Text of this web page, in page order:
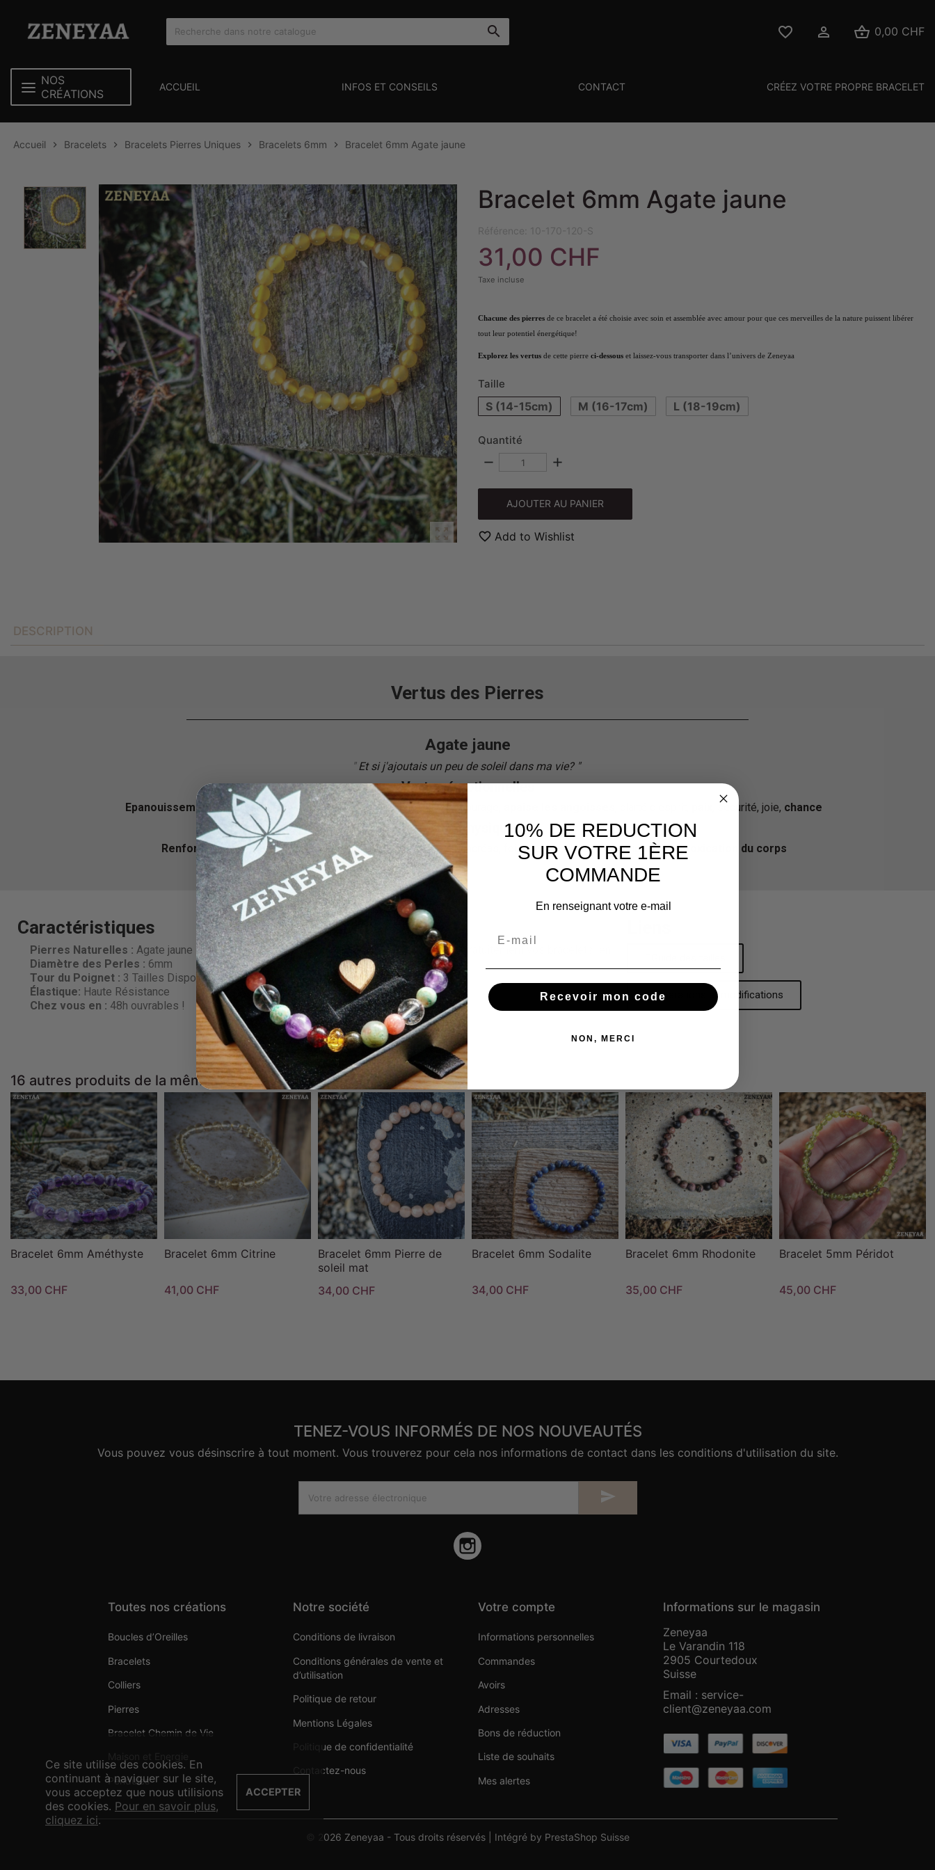
    0,00 CHF
NOS
CRÉATIONS
ACCUEIL INFOS ET CONSEILS CONTACT CRÉEZ VOTRE PROPRE BRACELET
Accueil  Bracelets  Bracelets Pierres Uniques  Bracelets 6mm  Bracelet 6mm Agate jaune

Bracelet 6mm Agate jaune
Référence: 10-170-120-S
31,00 CHF
Taxe incluse
Chacune des pierres de ce bracelet a été choisie avec soin et assemblée avec amour pour que ces merveilles de la nature puissent libérer
tout leur potentiel énergétique!
Explorez les vertus de cette pierre ci-dessous et laissez-vous transporter dans l’univers de Zeneyaa
Taille
S (14-15cm) M (16-17cm) L (18-19cm)
Quantité
remove add
AJOUTER AU PANIER
favorite_border Add to Wishlist
DESCRIPTION
Vertus des Pierres
Agate jaune
"Et si j'ajoutais un peu de soleil dans ma vie?""
Vertus émotionnelles
Epanouissement , progrès, concentration, maturité, confiance en soi, courage, , sécurité, joie, chance
Vertus physiques
Renforce la mémoire, eczéma, peau, prostate, yeux, cœur, pancréas, foie, vessie, digestion, varices,désintoxication du corps
Caractéristiques
Pierres Naturelles : Agate jaune
Diamètre des Perles : 6mm
Tour du Poignet : 3 Tailles Disponibles
Élastique: Haute Résistance
Chez vous en : 48h ouvrables !
Service
Nous réajustons et réparons gratuitement vos bracelets en
cas de besoin !
Réparations et modifications
16 autres produits de la même catégorie :
Bracelet 6mm Améthyste
33,00 CHF
Bracelet 6mm Citrine
41,00 CHF
Bracelet 6mm Pierre de
soleil mat
34,00 CHF
Bracelet 6mm Sodalite
34,00 CHF
Bracelet 6mm Rhodonite
35,00 CHF
Bracelet 5mm Péridot
45,00 CHF
TENEZ-VOUS INFORMÉS DE NOS NOUVEAUTÉS
Vous pouvez vous désinscrire à tout moment. Vous trouverez pour cela nos informations de contact dans les conditions d'utilisation du site.

Toutes nos créations
Boucles d’Oreilles
Bracelets
Colliers
Pierres
Bracelet Chemin de Vie
Pendules
Notre société
Conditions de livraison
Conditions générales de vente et
d’utilisation
Politique de retour
Mentions Légales
Politique de confidentialité
Contactez-nous
Votre compte
Informations personnelles
Commandes
Avoirs
Adresses
Bons de réduction
Liste de souhaits
Mes alertes
Informations sur le magasin
Zeneyaa
Le Varandin 118
2905 Courtedoux
Suisse
Email : service-
client@zeneyaa.com
© 2026 Zeneyaa - Tous droits réservés | Intégré by PrestaShop Suisse
Ce site utilise des cookies. En
continuant à naviguer sur le site,
vous acceptez que nous utilisions
des cookies. Pour en savoir plus,
cliquez ici.
ACCEPTER
10% DE REDUCTION
SUR VOTRE 1ÈRE
COMMANDE
En renseignant votre e-mail
Recevoir mon code
NON, MERCI